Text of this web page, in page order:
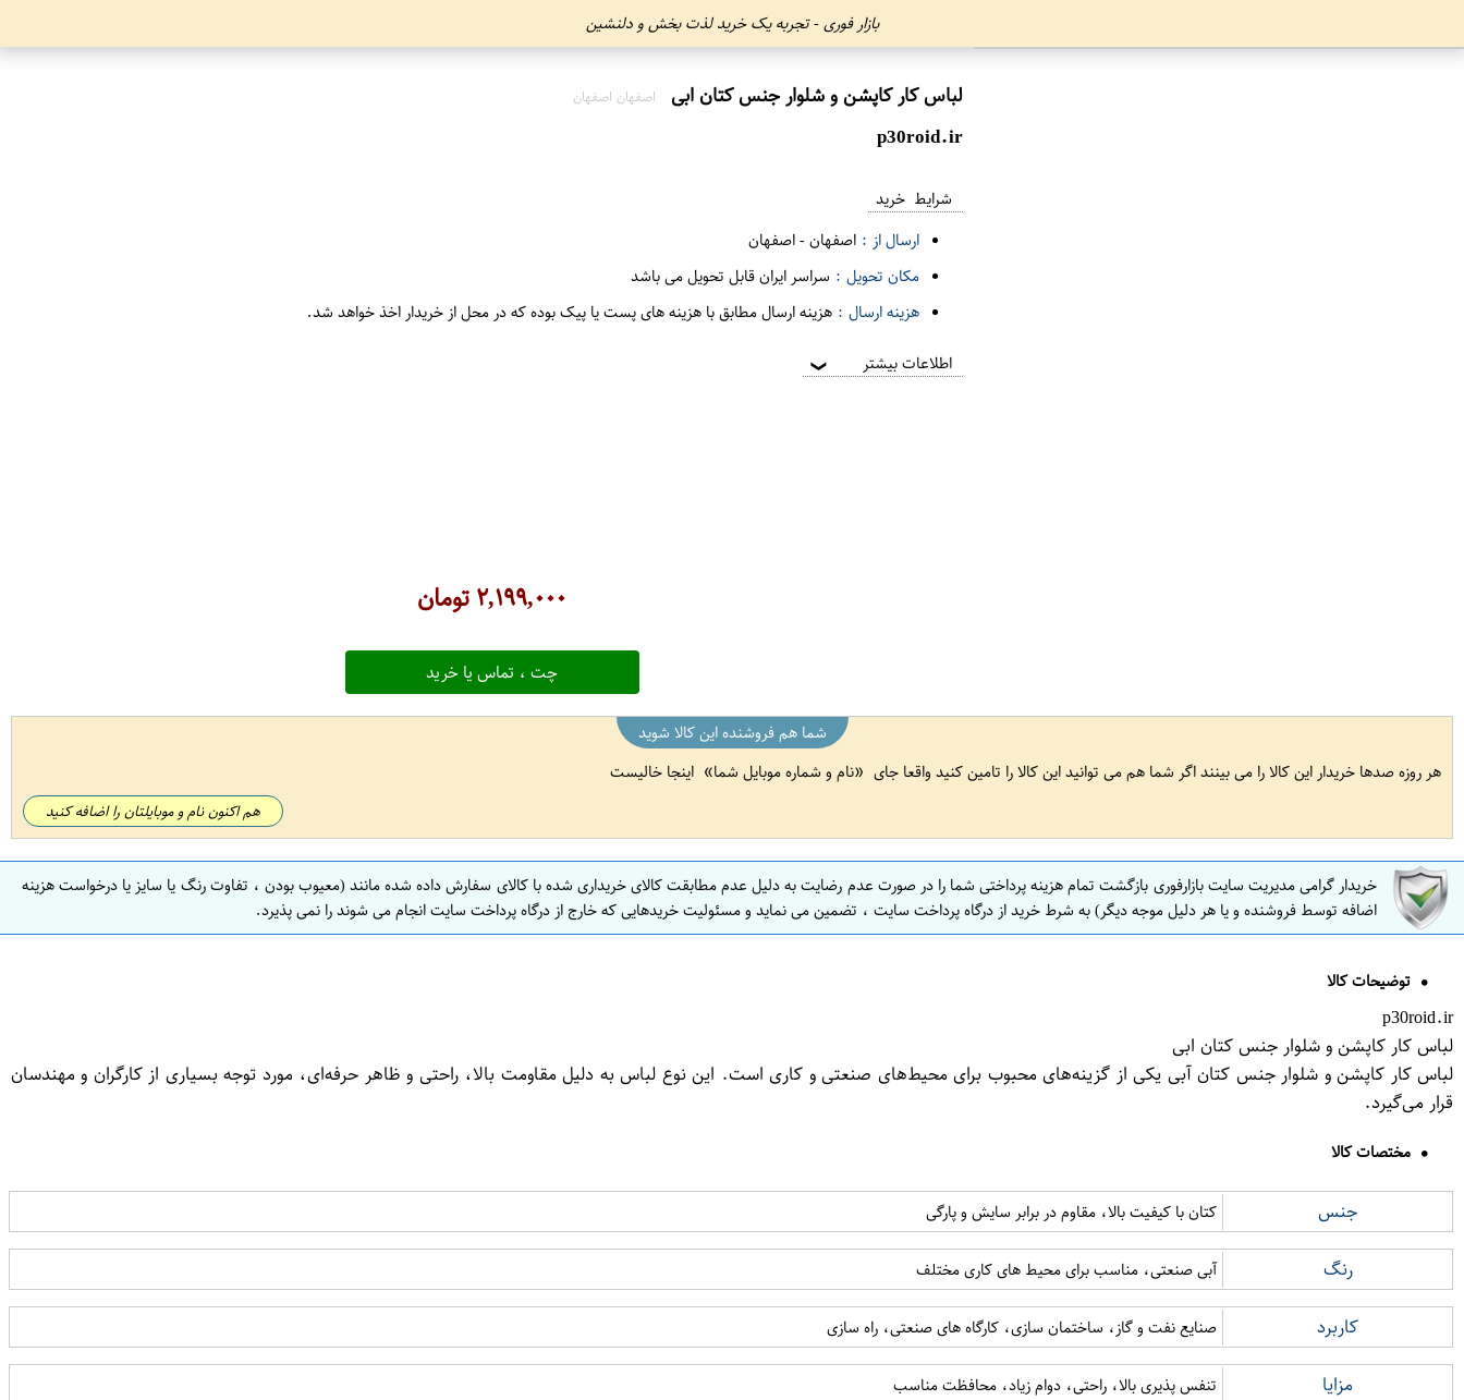
بازار فوری - تجربه یک خرید لذت بخش و دلنشین
لباس کار کاپشن و شلوار جنس کتان ابی اصفهان اصفهان
p30roid.ir
شرایط خرید
ارسال از : اصفهان-اصفهان
مکان تحویل : سراسر ایران قابل تحویل می باشد
هزینه ارسال : هزینه ارسال مطابق با هزینه های پست یا پیک بوده که در محل از خریدار اخذ خواهد شد.
اطلاعات بیشتر ❯
۲,۱۹۹,۰۰۰تومان
چت ، تماس یا خرید
شما هم فروشنده این کالا شوید
هر روزه صدها خریدار این کالا را می بینند اگر شما هم می توانید این کالا را تامین کنید واقعا جای
نام و شماره موبایل شما اینجا خالیست
هم اکنون نام و موبایلتان را اضافه کنید
خریدار گرامی مدیریت سایت بازارفوری بازگشت تمام هزینه پرداختی شما را در صورت عدم رضایت به دلیل عدم مطابقت کالای خریداری شده با کالای سفارش داده شده مانند (معیوب بودن ، تفاوت رنگ یا سایز یا درخواست هزینه
اضافه توسط فروشنده و یا هر دلیل موجه دیگر) به شرط خرید از درگاه پرداخت سایت ، تضمین می نماید و مسئولیت خریدهایی که خارج از درگاه پرداخت سایت انجام می شوند را نمی پذیرد.
توضیحات کالا
p30roid.ir
لباس کار کاپشن و شلوار جنس کتان ابی
لباس کار کاپشن و شلوار جنس کتان آبی یکی از گزینه‌های محبوب برای محیط‌های صنعتی و کاری است. این نوع لباس به دلیل مقاومت بالا، راحتی و ظاهر حرفه‌ای، مورد توجه بسیاری از کارگران و مهندسان
قرار می‌گیرد.
مختصات کالا
جنس کتان با کیفیت بالا، مقاوم در برابر سایش و پارگی
رنگ آبی صنعتی، مناسب برای محیط های کاری مختلف
کاربرد صنایع نفت و گاز، ساختمان سازی، کارگاه های صنعتی، راه سازی
مزایا تنفس پذیری بالا، راحتی، دوام زیاد، محافظت مناسب